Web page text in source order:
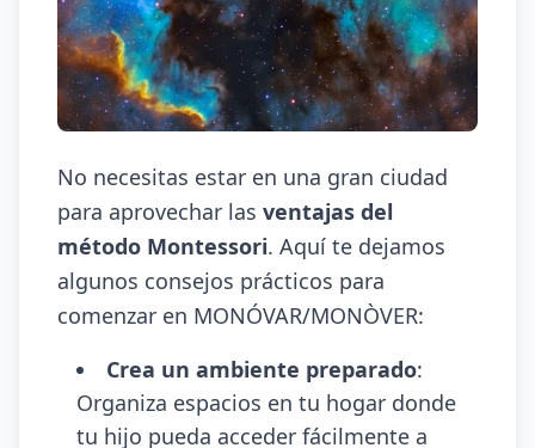
No necesitas estar en una gran ciudad
para aprovechar las ventajas del
método Montessori. Aquí te dejamos
algunos consejos prácticos para
comenzar en MONÓVAR/MONÒVER:
Crea un ambiente preparado:
Organiza espacios en tu hogar donde
tu hijo pueda acceder fácilmente a